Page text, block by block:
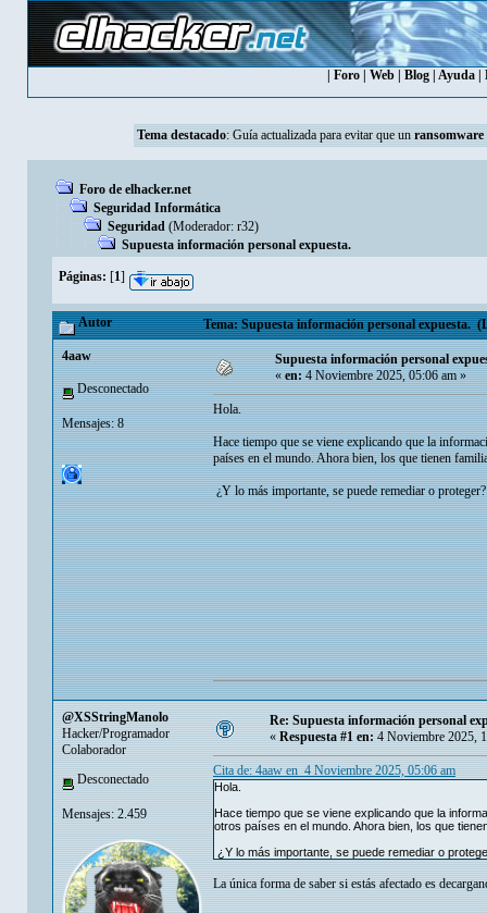
Foro Web Blog Ayuda
Tema destacado: Guía actualizada para evitar que un ransomware
Foro de elhacker.net
Seguridad Informática
Seguridad (Moderador: r32)
Supuesta información personal expuesta.
Páginas: [1]
Autor Tema: Supuesta información personal expuesta.
4aaw
Desconectado
Mensajes: 8
Supuesta información personal
«en:4 Noviembre 2025, 05:06 am »
Hola.
Hace tiempo que se viene explicando que la
países en el mundo. Ahora bien, los que tienen
¿Y lo más importante, se puede remediar o proteger?
@XSStringManolo
Hacker/Programador
Colaborador
Desconectado
Mensajes: 2.459
Re: Supuesta información personal
« Respuesta #1 en: 4 Noviembre 2025,
Cita de: 4aaw en 4 Noviembre 2025, 05:06 am
Hola.
Hace tiempo que se viene explicando que la
otros países en el mundo. Ahora bien, los que
¿Y lo más importante, se puede remediar o
La única forma de saber si estás afectado es